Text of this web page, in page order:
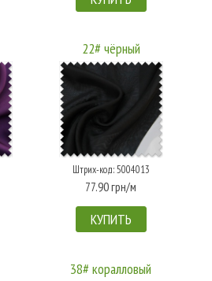
22# чёрный
Штрих-код: 5004013
77.90 грн/м
КУПИТЬ
38# коралловый